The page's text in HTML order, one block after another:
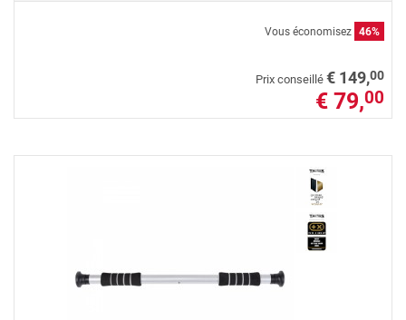
Vous économisez 46%
Prix conseillé € 149,00
€ 79,00